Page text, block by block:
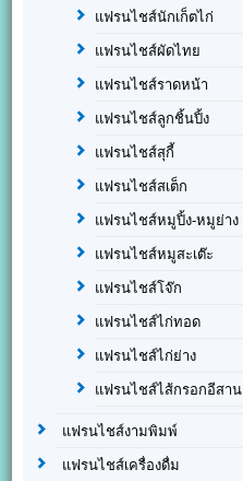
แฟรนไชส์นักเก็ตไก่
แฟรนไชส์ผัดไทย
แฟรนไชส์ราดหน้า
แฟรนไชส์ลูกชิ้นปิ้ง
แฟรนไชส์สุกี้
แฟรนไชส์สเต็ก
แฟรนไชส์หมูปิ้ง-หมูย่าง
แฟรนไชส์หมูสะเต๊ะ
แฟรนไชส์โจ๊ก
แฟรนไชส์ไก่ทอด
แฟรนไชส์ไก่ย่าง
แฟรนไชส์ไส้กรอกอีสาน
แฟรนไชส์งามพิมพ์
แฟรนไชส์เครื่องดื่ม